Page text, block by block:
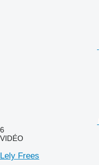
6
VIDÉO
Lely Frees